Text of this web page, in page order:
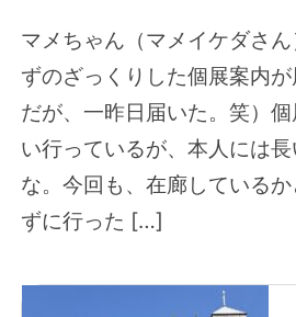
マメちゃん（マメイケダさ
ずのざっくりした個展案内
だが、一昨日届いた。笑）
い行っているが、本人には
な。今回も、在廊している
ずに行った […]